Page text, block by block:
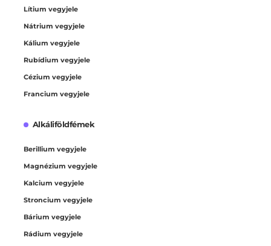
Lítium vegyjele
Nátrium vegyjele
Kálium vegyjele
Rubídium vegyjele
Cézium vegyjele
Francium vegyjele
Alkáliföldfémek
Berillium vegyjele
Magnézium vegyjele
Kalcium vegyjele
Stroncium vegyjele
Bárium vegyjele
Rádium vegyjele